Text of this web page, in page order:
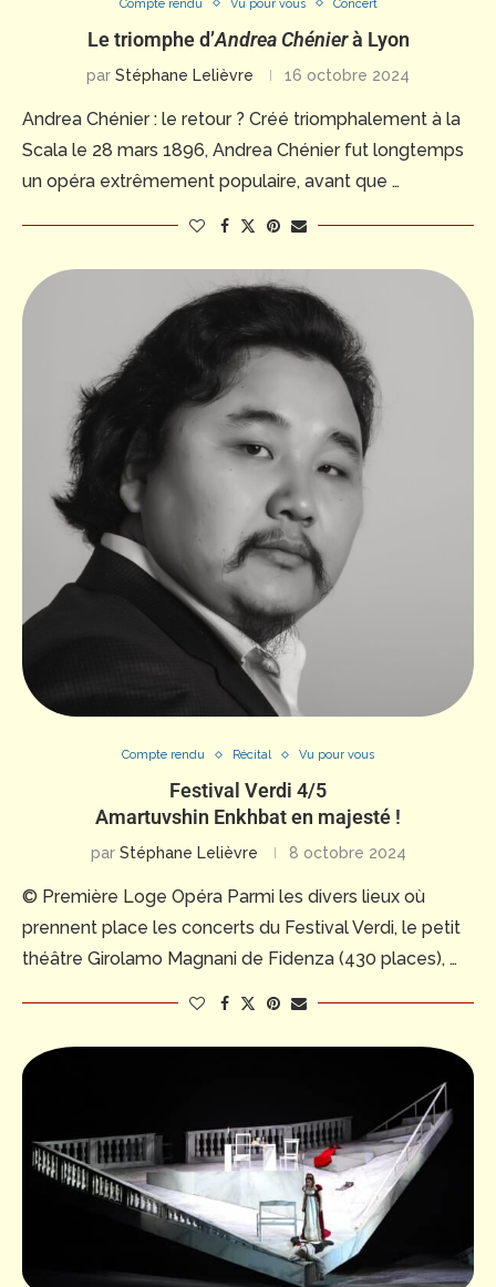
Compte rendu Vu pour vous Concert
Le triomphe d’Andrea Chénierà Lyon
par Stéphane Lelièvre 16 octobre 2024
Andrea Chénier : le retour ? Créé triomphalement à la
Scala le 28 mars 1896, Andrea Chénier fut longtemps
un opéra extrêmement populaire, avant que …
Compte rendu Récital Vu pour vous
Festival Verdi 4/5
Amartuvshin Enkhbat en majesté !
par Stéphane Lelièvre 8 octobre 2024
© Première Loge Opéra Parmi les divers lieux où
prennent place les concerts du Festival Verdi, le petit
théâtre Girolamo Magnani de Fidenza (430 places), …